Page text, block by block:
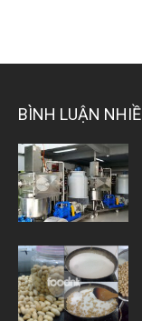
BÌNH LUẬN